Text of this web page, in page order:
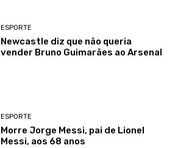
ESPORTE
Newcastle diz que não queria
vender Bruno Guimarães ao Arsenal
ESPORTE
Morre Jorge Messi, pai de Lionel
Messi, aos 68 anos